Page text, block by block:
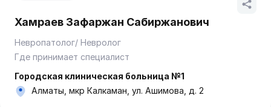
Хамраев Зафаржан Сабиржанович
Невропатолог/ Невролог
Где принимает специалист
Городская клиническая больница №1
Алматы, мкр Калкаман, ул. Ашимова, д. 2